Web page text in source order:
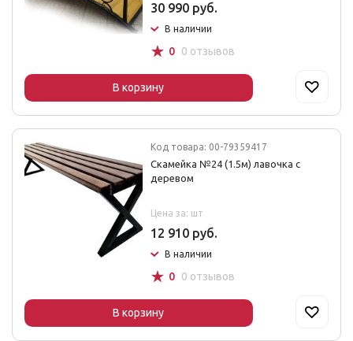
30 990 руб.
В наличии
☆ 0 0 отзывов
В корзину
Код товара: 00-79359417
Скамейка №24 (1.5м) лавочка с
деревом
Цена за: шт
12 910 руб.
В наличии
☆ 0 0 отзывов
В корзину